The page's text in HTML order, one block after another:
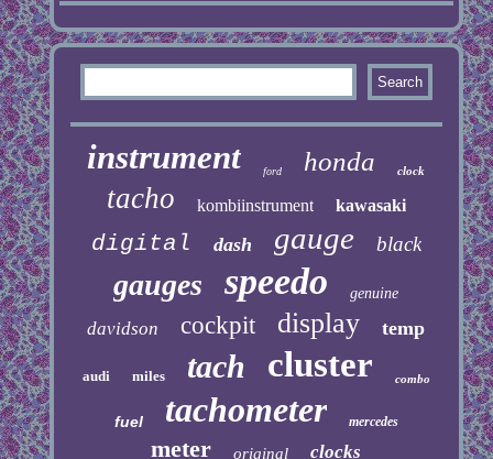
instrument ford honda clock
tacho kombiinstrument kawasaki
digital dash gauge black
gauges speedo genuine
davidson cockpit display temp
audi miles tach cluster combo
fuel tachometer mercedes
meter original clocks